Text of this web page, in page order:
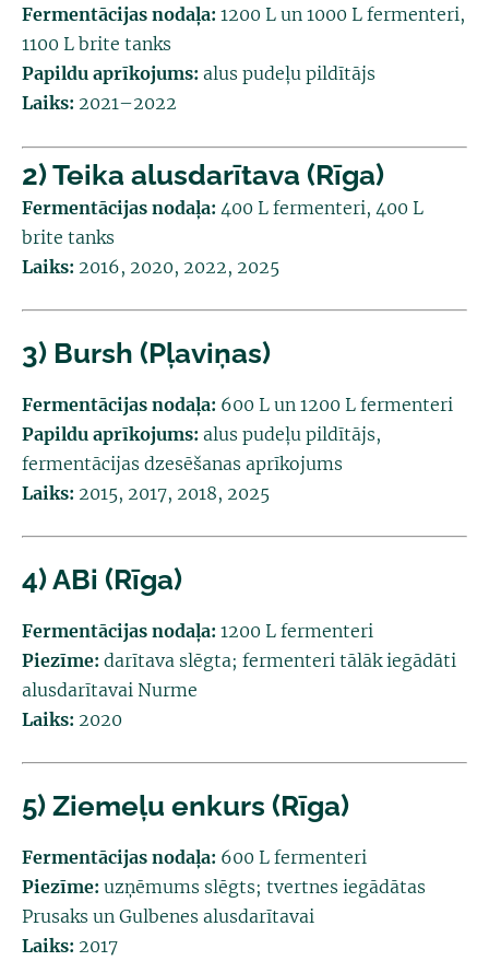
Fermentācijas nodaļa: 1200 L un 1000 L fermenteri,
1100 L brite tanks
Papildu aprīkojums: alus pudeļu pildītājs
Laiks: 2021–2022
2) Teika alusdarītava (Rīga)
Fermentācijas nodaļa: 400 L fermenteri, 400 L
brite tanks
Laiks: 2016, 2020, 2022, 2025
3) Bursh (Pļaviņas)
Fermentācijas nodaļa: 600 L un 1200 L fermenteri
Papildu aprīkojums: alus pudeļu pildītājs,
fermentācijas dzesēšanas aprīkojums
Laiks: 2015, 2017, 2018, 2025
4) ABi (Rīga)
Fermentācijas nodaļa: 1200 L fermenteri
Piezīme: darītava slēgta; fermenteri tālāk iegādāti
alusdarītavai Nurme
Laiks: 2020
5) Ziemeļu enkurs (Rīga)
Fermentācijas nodaļa: 600 L fermenteri
Piezīme: uzņēmums slēgts; tvertnes iegādātas
Prusaks un Gulbenes alusdarītavai
Laiks: 2017